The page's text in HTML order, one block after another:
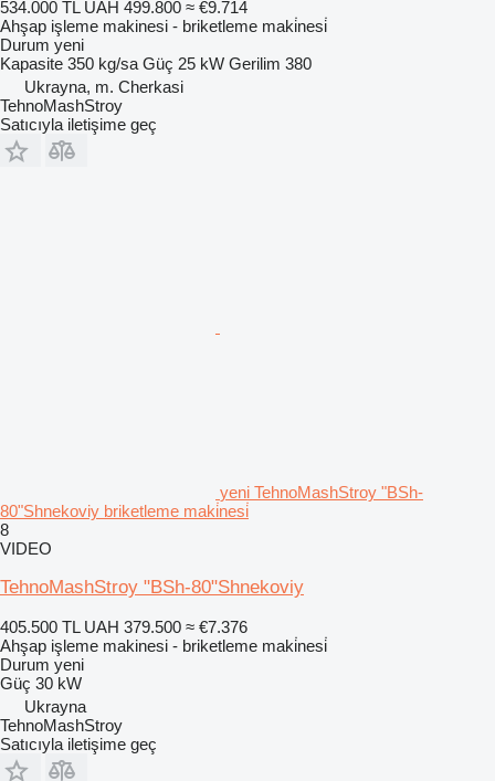
534.000 TL UAH 499.800 ≈ €9.714
Ahşap işleme makinesi - briketleme maki̇nesi̇
Durum yeni
Kapasite 350 kg/sa Güç 25 kW Gerilim 380
Ukrayna, m. Cherkasi
TehnoMashStroy
Satıcıyla iletişime geç
yeni TehnoMashStroy "BSh-
80"Shnekoviy briketleme maki̇nesi̇
8
VIDEO
TehnoMashStroy "BSh-80"Shnekoviy
405.500 TL UAH 379.500 ≈ €7.376
Ahşap işleme makinesi - briketleme maki̇nesi̇
Durum yeni
Güç 30 kW
Ukrayna
TehnoMashStroy
Satıcıyla iletişime geç